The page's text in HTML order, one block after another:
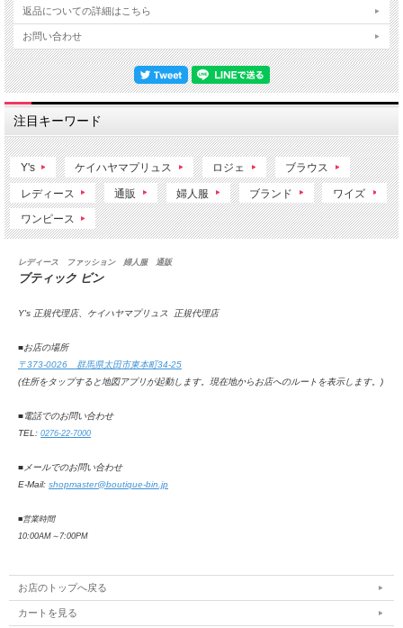
返品についての詳細はこちら
お問い合わせ
注目キーワード
Y's ケイハヤマプリュス ロジェ ブラウス
レディース 通販 婦人服 ブランド ワイズ
ワンピース
レディース ファッション 婦人服 通販
ブティック ビン
Y's 正規代理店、ケイハヤマプリュス 正規代理店
■お店の場所
〒373-0026 群馬県太田市東本町34-25
(住所をタップすると地図アプリが起動します。 現在地からお店へのルートを表示します。 )
■電話でのお問い合わせ
TEL: 0276-22-7000
■メールでのお問い合わせ
E-Mail: shopmaster@boutique-bin.jp
■営業時間
10:00AM ～ 7:00PM
お店のトップへ戻る
カートを見る